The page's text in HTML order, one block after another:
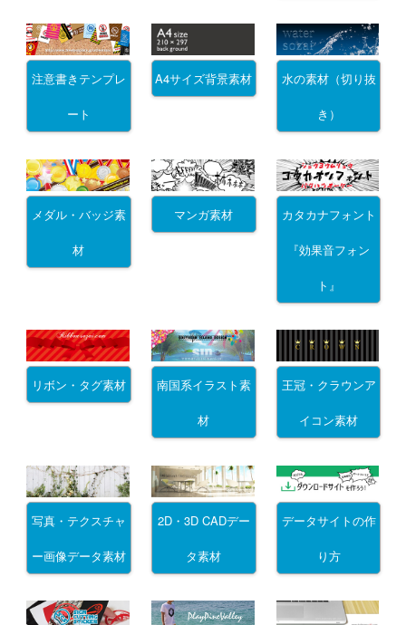
注意書きテンプレ
ート
A4サイズ背景素材 水の素材（切り抜
き）
メダル・バッジ素
材
マンガ素材 カタカナフォント
『効果音フォン
ト』
リボン・タグ素材 南国系イラスト素
材
王冠・クラウンア
イコン素材
写真・テクスチャ
ー画像データ素材
2D・3D CADデー
タ素材
データサイトの作
り方